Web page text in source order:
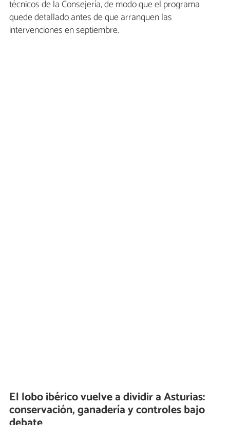
técnicos de la Consejería, de modo que el programa
quede detallado antes de que arranquen las
intervenciones en septiembre.
El lobo ibérico vuelve a dividir a Asturias:
conservación, ganadería y controles bajo